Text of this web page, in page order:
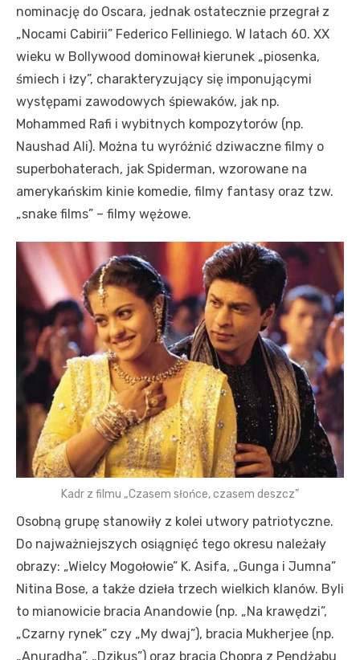
nominację do Oscara, jednak ostatecznie przegrał z
„Nocami Cabirii” Federico Felliniego. W latach 60. XX
wieku w Bollywood dominował kierunek „piosenka,
śmiech i łzy”, charakteryzujący się imponującymi
występami zawodowych śpiewaków, jak np.
Mohammed Rafi i wybitnych kompozytorów (np.
Naushad Ali). Można tu wyróżnić dziwaczne filmy o
superbohaterach, jak Spiderman, wzorowane na
amerykańskim kinie komedie, filmy fantasy oraz tzw.
„snake films” – filmy wężowe.
Kadr z filmu „Czasem słońce, czasem deszcz”
Osobną grupę stanowiły z kolei utwory patriotyczne.
Do najważniejszych osiągnięć tego okresu należały
obrazy: „Wielcy Mogołowie” K. Asifa, „Gunga i Jumna”
Nitina Bose, a także dzieła trzech wielkich klanów. Byli
to mianowicie bracia Anandowie (np. „Na krawędzi”,
„Czarny rynek” czy „My dwaj”), bracia Mukherjee (np.
„Anuradha”, „Dzikus”) oraz bracia Chopra z Pendżabu